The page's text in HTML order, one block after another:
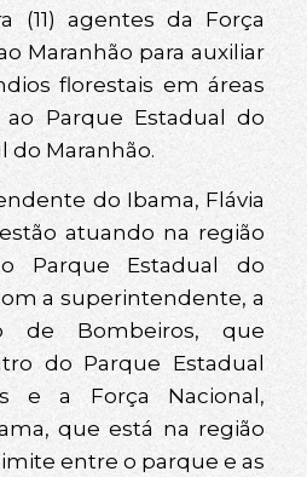
(11) agentes da Força
Maranhão para auxiliar
florestais em áreas
Parque Estadual do
do Maranhão.
do Ibama, Flávia
atuando na região
Parque Estadual do
a superintendente, a
de Bombeiros, que
do Parque Estadual
e a Força Nacional,
que está na região
entre o parque e as